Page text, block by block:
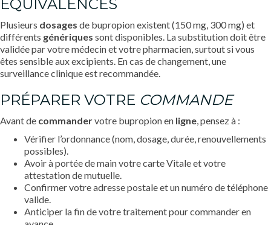
ÉQUIVALENCES
Plusieurs dosages de bupropion existent (150 mg, 300 mg) et
différents génériques sont disponibles. La substitution doit être
validée par votre médecin et votre pharmacien, surtout si vous
êtes sensible aux excipients. En cas de changement, une
surveillance clinique est recommandée.
PRÉPARER VOTRE COMMANDE
Avant de commandervotre bupropion en ligne, pensez à :
Vérifier l’ordonnance (nom, dosage, durée, renouvellements
possibles).
Avoir à portée de main votre carte Vitale et votre
attestation de mutuelle.
Confirmer votre adresse postale et un numéro de téléphone
valide.
Anticiper la fin de votre traitement pour commander en